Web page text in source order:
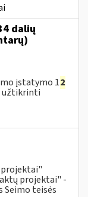
dalių
įstatymo 12
užtikrinti
projektai"
projektai" -
Seimo teisės